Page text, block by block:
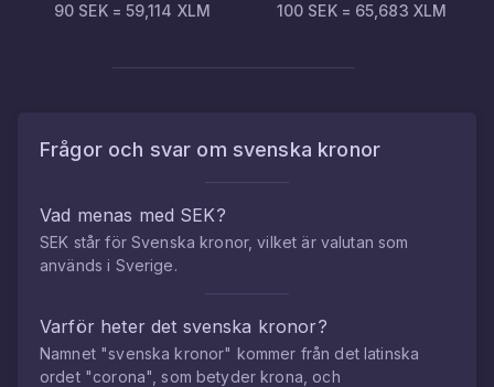
90 SEK= 59,114 XLM 100 SEK= 65,683 XLM
Frågor och svar om svenska kronor
Vad menas med SEK?
SEK står för Svenska kronor, vilket är valutan som
används i Sverige.
Varför heter det svenska kronor?
Namnet "svenska kronor" kommer från det latinska
ordet "corona", som betyder krona, och